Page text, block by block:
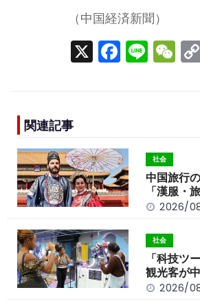
（中国経済新聞）
X F
a
o
o
k
Li
n
W
e
関連記事
社会
中国旅行
「漢服・
2026/
社会
「科技ツ
観光客が
2026/